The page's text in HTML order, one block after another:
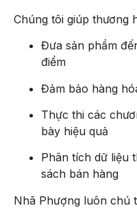
Chúng tôi giúp thương
Đưa sản phẩm
điểm
Đảm bảo hàng
Thực thi các
bày hiệu quả
Phân tích dữ liệu
sách bán hàng
Nhã Phượng luôn chú